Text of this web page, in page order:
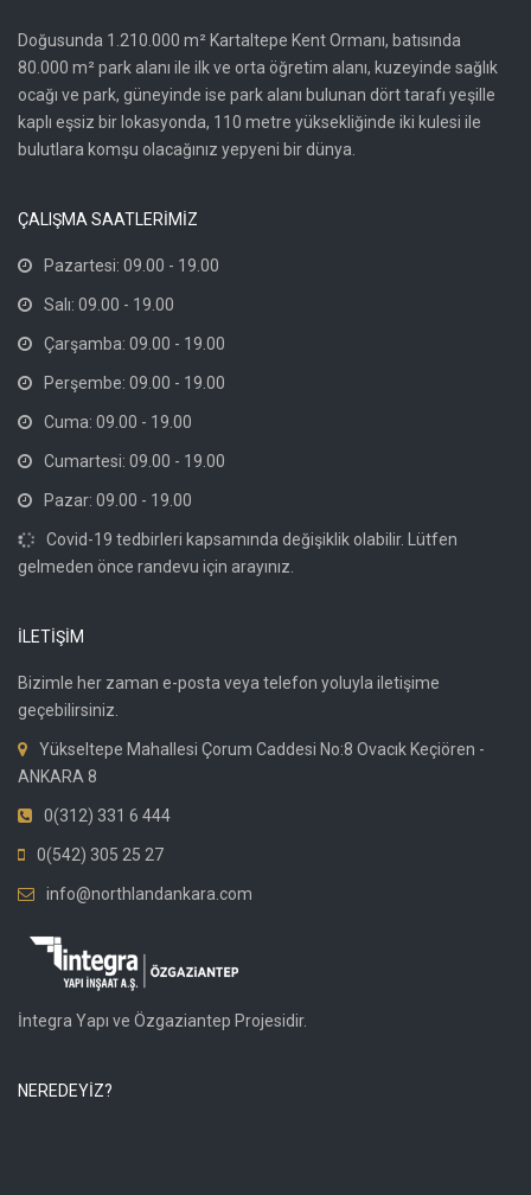
Doğusunda 1.210.000 m² Kartaltepe Kent Ormanı, batısında
80.000 m² park alanı ile ilk ve orta öğretim alanı, kuzeyinde sağlık
ocağı ve park, güneyinde ise park alanı bulunan dört tarafı yeşille
kaplı eşsiz bir lokasyonda, 110 metre yüksekliğinde iki kulesi ile
bulutlara komşu olacağınız yepyeni bir dünya.
ÇALIŞMA SAATLERİMİZ
Pazartesi: 09.00 - 19.00
Salı: 09.00 - 19.00
Çarşamba: 09.00 - 19.00
Perşembe: 09.00 - 19.00
Cuma: 09.00 - 19.00
Cumartesi: 09.00 - 19.00
Pazar: 09.00 - 19.00
Covid-19 tedbirleri kapsamında değişiklik olabilir. Lütfen
gelmeden önce randevu için arayınız.
İLETİŞİM
Bizimle her zaman e-posta veya telefon yoluyla iletişime
geçebilirsiniz.
Yükseltepe Mahallesi Çorum Caddesi No:8 Ovacık Keçiören -
ANKARA 8
0(312) 331 6 444
0(542) 305 25 27
info@northlandankara.com
İntegra Yapı ve Özgaziantep Projesidir.
NEREDEYİZ?